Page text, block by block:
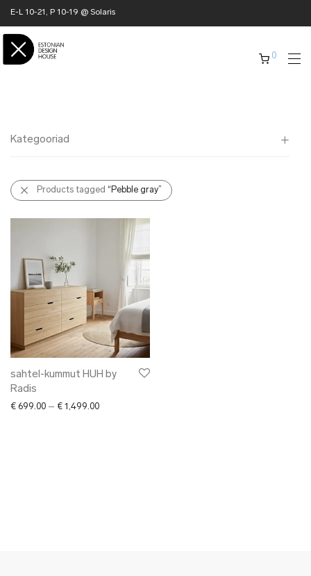
E-L 10-21, P 10-19 @ Solaris
0
Kategooriad
Kõik
✖ KODU
✖ RÕIVAD
✖ KINGITUSED
✖ ONLY @ EDH
✖ MUU
✖ LÕPUMÜÜK
✖ DISAINERID
Products tagged “Pebble gray”
sahtel-kummut HUH by
Radis
€ 699.00 – € 1,499.00Price range: € 699.00 through € 1,499.00